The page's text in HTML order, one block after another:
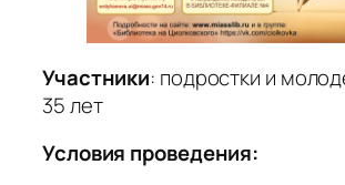
Участники: подростки и
35 лет
Условия проведения: